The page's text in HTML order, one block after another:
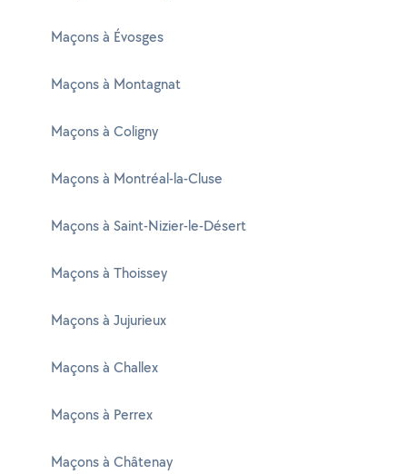
Maçons à Évosges
Maçons à Montagnat
Maçons à Coligny
Maçons à Montréal-la-Cluse
Maçons à Saint-Nizier-le-Désert
Maçons à Thoissey
Maçons à Jujurieux
Maçons à Challex
Maçons à Perrex
Maçons à Châtenay